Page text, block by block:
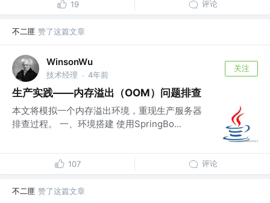
19 评论
不二匪 赞了这篇文章
WinsonWu
技术经理 · 4年前
关注
生产实践——内存溢出（OOM）问题排查
本文将模拟一个内存溢出环境，重现生产服务器
排查过程。 一、环境搭建 使用SpringBo...
107 评论
不二匪 赞了这篇文章